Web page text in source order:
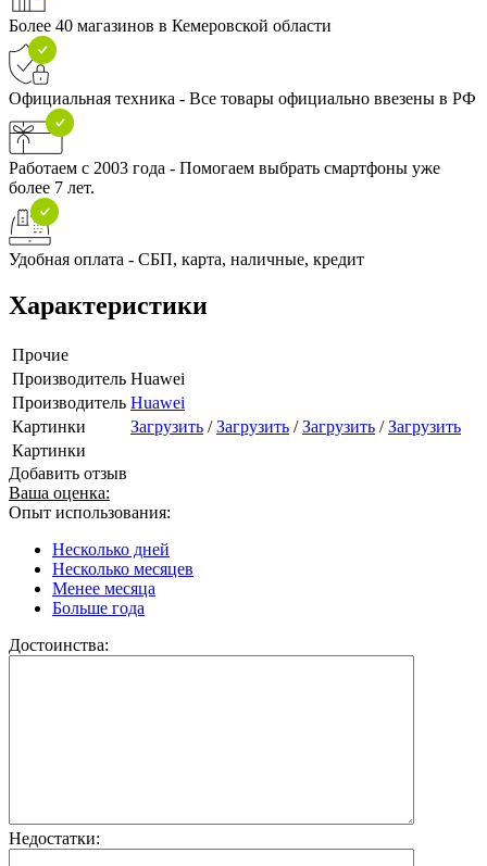
Более 40 магазинов в Кемеровской области
Официальная техника - Все товары официально ввезены в РФ
Работаем с 2003 года - Помогаем выбрать смартфоны уже
более 7 лет.
Удобная оплата - СБП, карта, наличные, кредит
Характеристики
Прочие
Производитель Huawei
Производитель Huawei
Картинки
Загрузить /Загрузить /Загрузить /Загрузить
Картинки
Добавить отзыв
Ваша оценка:
Опыт использования:
Несколько дней
Несколько месяцев
Менее месяца
Больше года
Достоинства:
Недостатки: